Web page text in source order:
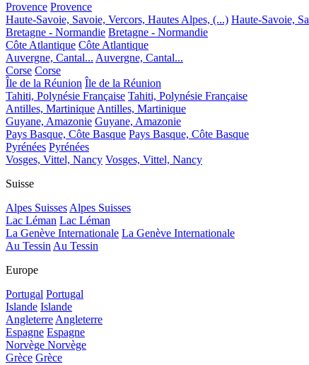
Provence Provence
Haute-Savoie, Savoie, Vercors, Hautes Alpes, (...) Haute-Savoie,
Bretagne - Normandie Bretagne - Normandie
Côte Atlantique Côte Atlantique
Auvergne, Cantal... Auvergne, Cantal...
Corse Corse
Île de la Réunion Île de la Réunion
Tahiti, Polynésie Française Tahiti, Polynésie Française
Antilles, MartiniqueAntilles, Martinique
Guyane, Amazonie Guyane, Amazonie
Pays Basque, Côte Basque Pays Basque, Côte Basque
Pyrénées Pyrénées
Vosges, Vittel, Nancy Vosges, Vittel, Nancy
Suisse
Alpes SuissesAlpes Suisses
Lac Léman Lac Léman
La Genève Internationale La Genève Internationale
Au TessinAu Tessin
Europe
Portugal Portugal
Islande Islande
AngleterreAngleterre
Espagne Espagne
Norvège Norvège
Grèce Grèce